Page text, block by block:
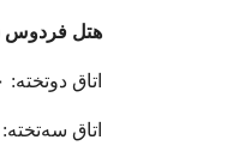
هتل فردوس (۴
اتاق دوتخته: ۱۰,۲۰۰,۰۰۰ تومان
اتاق سه‌تخته: ۹,۱۰۰,۰۰۰ تومان